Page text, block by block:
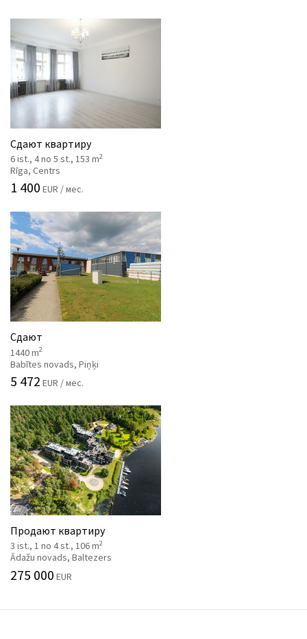
Сдают квартиру
6 ist., 4 no 5 st., 153 m2
Rīga, Centrs
1 400 EUR / мес.
Сдают
1440 m2
Babītes novads, Piņķi
5 472 EUR / мес.
Продают квартиру
3 ist., 1 no 4 st., 106 m2
Ādažu novads, Baltezers
275 000 EUR